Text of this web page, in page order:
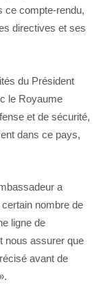
ce compte-rendu,
directives et ses
du Président
le Royaume
et de sécurité,
dans ce pays,
a
certain nombre de
ligne de
nous assurer que
avant de